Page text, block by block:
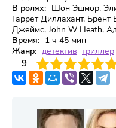
В ролях: Шон Эшмор,
Гаррет Диллахант,
Джеймс, John W Heath,
Время: 1 ч 45 мин
Жанр: детектив триллер
9
4 6 7 8 9 10